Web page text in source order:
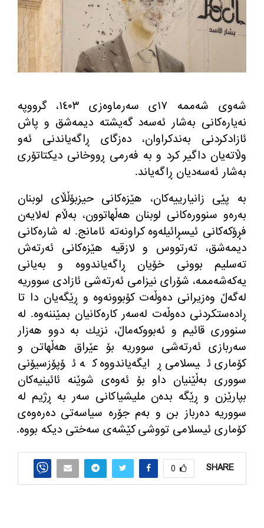
شه‌وی شه‌ممه‌ ١٧ی سه‌رماوه‌زی ١٤٠٣، گرووپه
نه‌یاره‌كانی به‌شار ئه‌سه‌د گه‌یشته دیمه‌شق و پاش
ئازادكردنی به‌ندكراوان، ده‌زگای ڕاگه‌یاندنی ئه‌و
وڵاته‌یان داگیر كرد و به‌ فه‌رمی ڕووخانی دیكتاتۆری
به‌شار ئه‌سه‌دیان ڕاگه‌یاند.
به‌ پێی زانیارییه‌كان، هێزه‌كانی حیزبۆڵڵای لوبنان
به‌ره‌و سنووره‌كانی لوبنان هه‌ڵهاتوون، به‌ڵام له‌لایه‌ن
فڕۆكه‌كانی ئیسڕائیله‌وه‌ كراونه‌ته‌ ئامانج. له‌ شاره‌كانی
دیمه‌شق، ته‌رتووس و لازقیه‌ هێزه‌كانی ئه‌رته‌ش
ته‌سلیم بوونی خۆیان ڕاگه‌یاندووه‌ و به‌یانی
یه‌كه‌شه‌ممه‌، شۆرای نیزامی ئه‌رته‌شی ئازادی سووریه‌
له‌گه‌ڵ وه‌زیرانی ده‌وڵه‌ت كۆبوونه‌وه‌ و ڕێگه‌یان دا تا
ڕاده‌ستكردنی ده‌وڵه‌ت له‌سه‌ر كاره‌كانیان بمێننه‌وه‌. له‌
سنووری قائیم و ئه‌بووكه‌ماڵ، نزیك به‌ دوو هه‌زار
سه‌ربازی ئه‌رته‌شی سووریه‌ بۆ عێراق هه‌ڵهاتن و
كۆماری ئیسلامی ڕایگه‌یاندووه‌ كه‌ ئۆپۆزسیۆنی
سووری به‌ڵێنیان داو بۆ ئه‌وه‌ی شوێنه ئائینیه‌كان
بپارێزن و ڕێگه‌ بده‌ن ملیشیاكانی سه‌ر به‌ ڕژیم له‌
سووریه‌ ده‌رباز بن و به‌م جۆره‌ سیاسه‌تی ده‌ره‌وه‌ی
كۆماری ئیسلامی تووشی كێشه‌ی سه‌ختی دیكه‌ بووه‌.
SHARE
0